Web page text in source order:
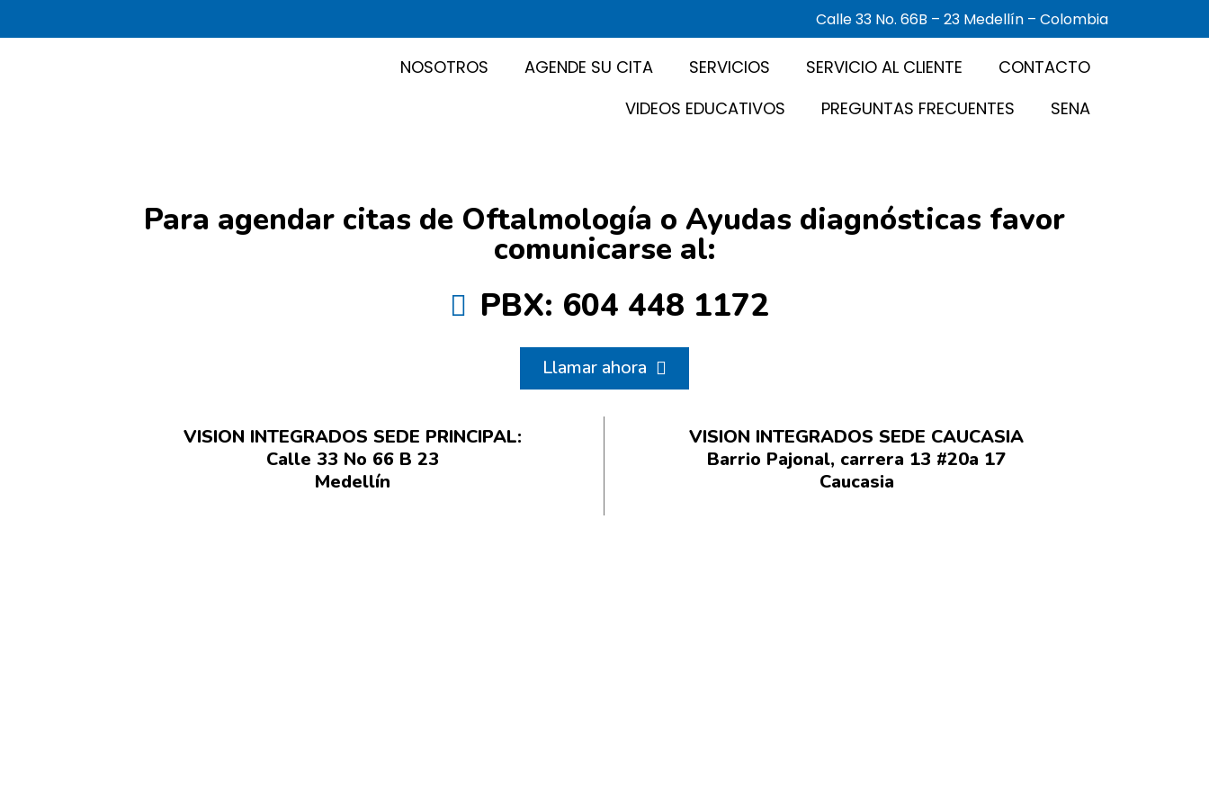
Calle 33 No. 66B – 23 Medellín – Colombia
NOSOTROS AGENDE SU CITA SERVICIOS SERVICIO AL CLIENTE
CONTACTO
VIDEOS EDUCATIVOS
PREGUNTAS FRECUENTES SENA
Para agendar citas de Oftalmología o Ayudas diagnósticas favor
comunicarse al:
PBX: 604 448 1172
Llamar ahora
VISION INTEGRADOS SEDE PRINCIPAL:
Calle 33 No 66 B 23
Medellín
VISION INTEGRADOS SEDE CAUCASIA
Barrio Pajonal, carrera 13 #20a 17
Caucasia